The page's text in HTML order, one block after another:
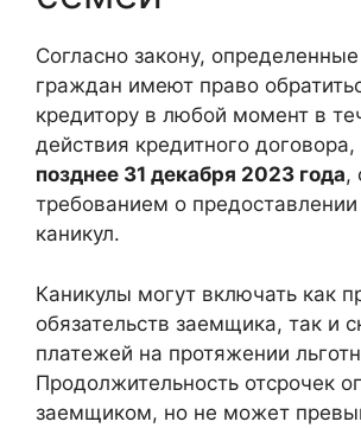
Согласно закону,
граждан имеют право
кредитору в любой момент в
действия кредитного договора,
позднее 31 декабря 2023 года,
требованием о
каникул.
Каникулы могут включать как
обязательств заемщика, так и
платежей на протяжении
Продолжительность отсрочек
заемщиком, но не может